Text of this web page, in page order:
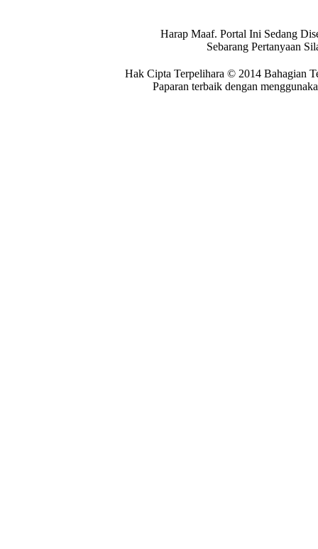
Harap Maaf. Portal Ini Sedang
Sebarang Pertanyaan
Hak Cipta Terpelihara © 2014 Bahagian
Paparan terbaik dengan